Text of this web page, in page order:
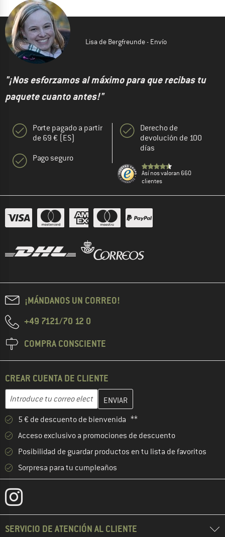
Lisa de Bergfreunde - Envío
"¡Nos esforzamos al máximo para que recibas tu
paquete cuanto antes!"
Porte pagado a partir
de 69 € (ES)
Pago seguro
Derecho de
devolución de 100
días
Así nos valoran 660
clientes
¡MÁNDANOS UN CORREO!
+49 7121/70 12 0
COMPRA CONSCIENTE
CREAR CUENTA DE CLIENTE
Dirección de correo electrónico
Introduce aquí tu dirección de correo electrónico y crea tu
5 € de descuento de bienvenida **
Acceso exclusivo a promociones de descuento
Posibilidad de guardar productos en tu lista de favoritos
Sorpresa para tu cumpleaños
SERVICIO DE ATENCIÓN AL CLIENTE